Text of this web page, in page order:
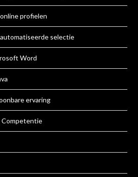
profielen
selectie
Word
ervaring
Competentie